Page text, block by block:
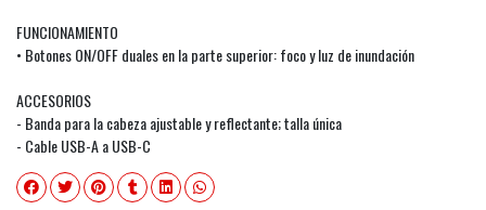
FUNCIONAMIENTO
• Botones ON/OFF duales en la parte superior: foco y luz de inundación
ACCESORIOS
- Banda para la cabeza ajustable y reflectante; talla única
- Cable USB-A a USB-C